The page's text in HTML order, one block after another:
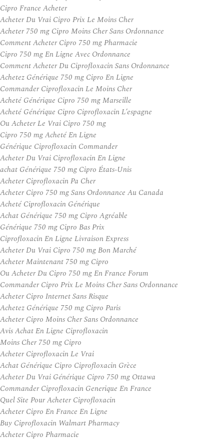
Cipro France Acheter
Acheter Du Vrai Cipro Prix Le Moins Cher
Acheter 750 mg Cipro Moins Cher Sans Ordonnance
Comment Acheter Cipro 750 mg Pharmacie
Cipro 750 mg En Ligne Avec Ordonnance
Comment Acheter Du Ciprofloxacin Sans Ordonnance
Achetez Générique 750 mg Cipro En Ligne
Commander Ciprofloxacin Le Moins Cher
Acheté Générique Cipro 750 mg Marseille
Acheté Générique Cipro Ciprofloxacin L’espagne
Ou Acheter Le Vrai Cipro 750 mg
Cipro 750 mg Acheté En Ligne
Générique Ciprofloxacin Commander
Acheter Du Vrai Ciprofloxacin En Ligne
achat Générique 750 mg Cipro États-Unis
Acheter Ciprofloxacin Pa Cher
Acheter Cipro 750 mg Sans Ordonnance Au Canada
Acheté Ciprofloxacin Générique
Achat Générique 750 mg Cipro Agréable
Générique 750 mg Cipro Bas Prix
Ciprofloxacin En Ligne Livraison Express
Acheter Du Vrai Cipro 750 mg Bon Marché
Acheter Maintenant 750 mg Cipro
Ou Acheter Du Cipro 750 mg En France Forum
Commander Cipro Prix Le Moins Cher Sans Ordonnance
Acheter Cipro Internet Sans Risque
Achetez Générique 750 mg Cipro Paris
Acheter Cipro Moins Cher Sans Ordonnance
Avis Achat En Ligne Ciprofloxacin
Moins Cher 750 mg Cipro
Acheter Ciprofloxacin Le Vrai
Achat Générique Cipro Ciprofloxacin Grèce
Acheter Du Vrai Générique Cipro 750 mg Ottawa
Commander Ciprofloxacin Generique En France
Quel Site Pour Acheter Ciprofloxacin
Acheter Cipro En France En Ligne
Buy Ciprofloxacin Walmart Pharmacy
Acheter Cipro Pharmacie